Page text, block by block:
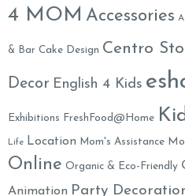
4 MOM Accessories
& Bar Cake Design Centro
Decor English 4 Kids
Exhibitions FreshFood@Home
Life Location Mom's Assistance
Online Organic & Eco-Friendly
Animation Party